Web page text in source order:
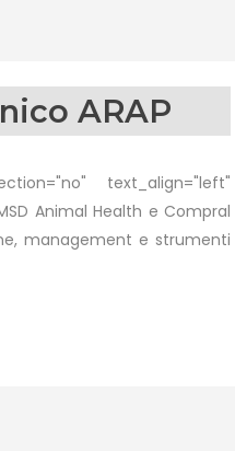
ARAP
text_align="left"
Animal Health e Compral
management e strumenti